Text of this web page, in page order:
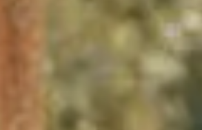
Sports
et plein
air